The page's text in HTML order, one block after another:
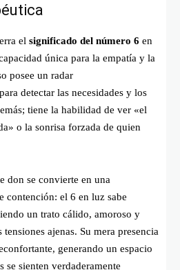
el significado del número 6 en
única para la empatía y la
posee un radar
detectar las necesidades y los
tiene la habilidad de ver «el
o la sonrisa forzada de quien
don se convierte en una
contención: el 6 en luz sabe
un trato cálido, amoroso y
ajenas. Su mera presencia
generando un espacio
se sienten verdaderamente